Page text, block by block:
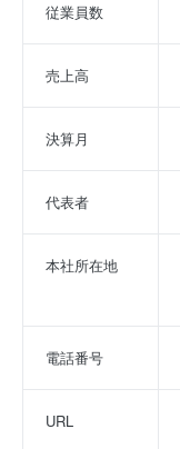
従業員数
売上高
決算月
代表者
本社所在地
電話番号
URL